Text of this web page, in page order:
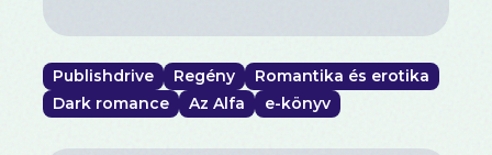
Publishdrive Regény
Romantika és erotika
Dark romance
Az Alfa e-könyv